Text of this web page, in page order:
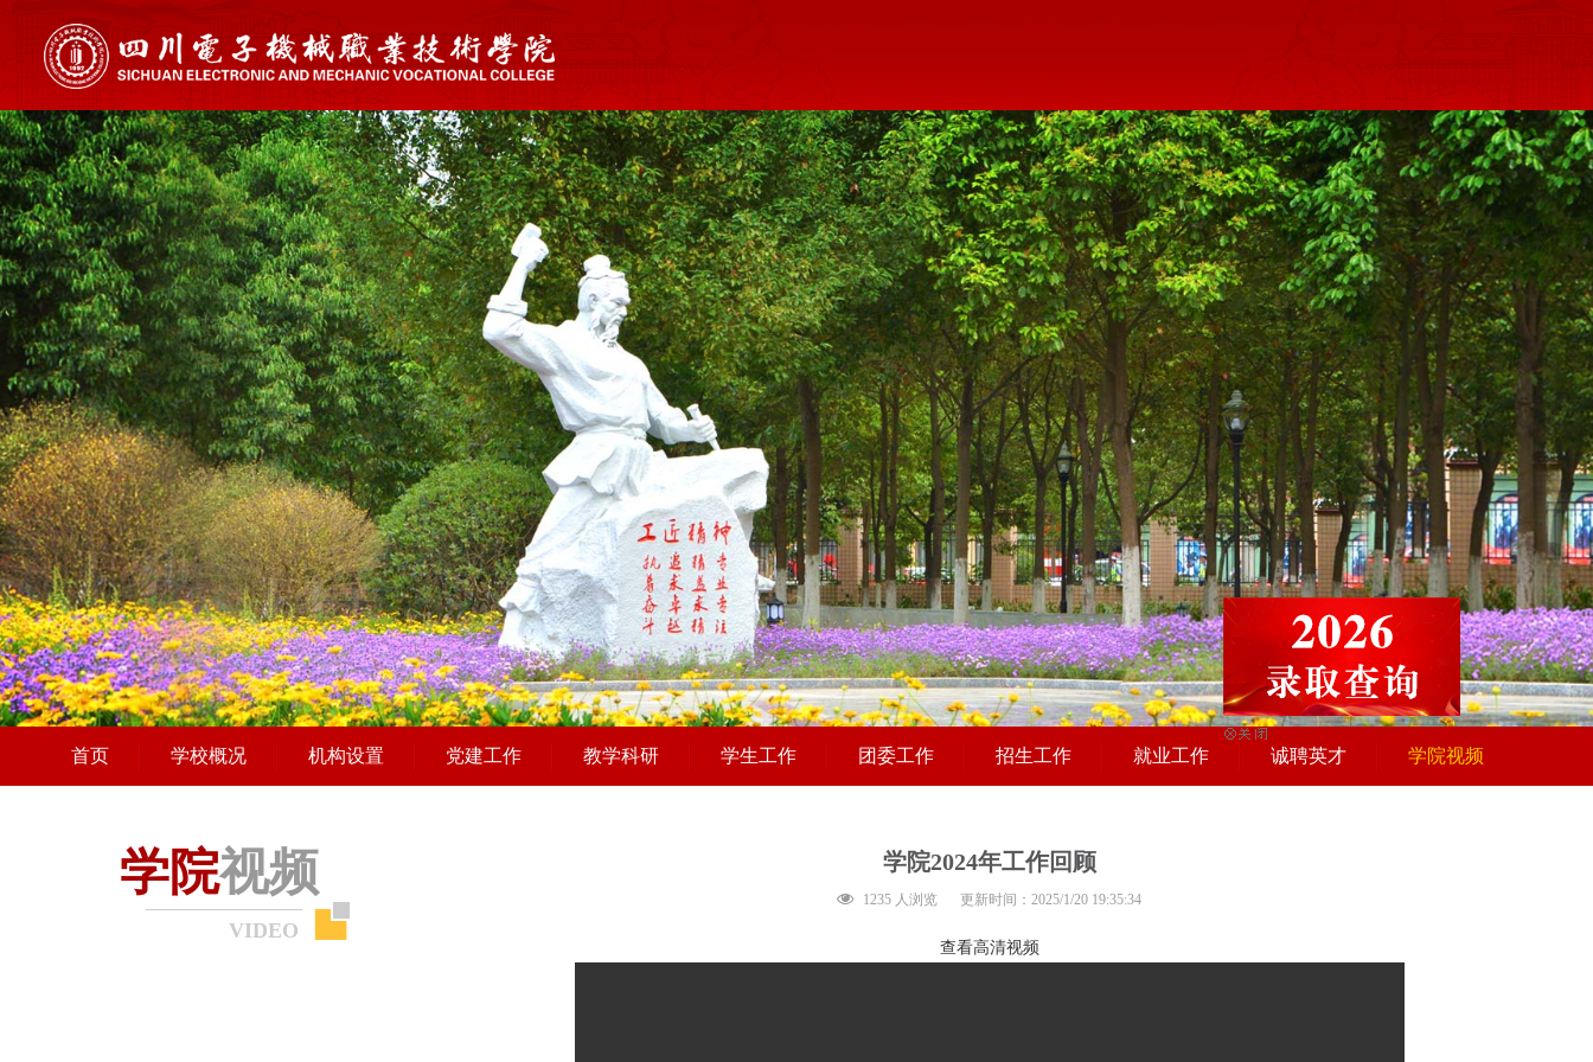
首页 学校概况 机构设置 党建工作 教学科研 学生工作 团委工作 招生工作 就业工作 诚聘英才 学院视频
学院视频
VIDEO
学院2024年工作回顾
1235 人浏览 更新时间：2025/1/20 19:35:34
查看高清视频